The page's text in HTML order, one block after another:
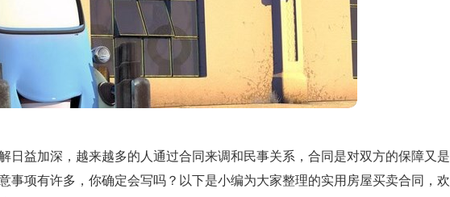
日益加深，越来越多的人通过合同来调和民事关系，合同是对双方的保障又是
事项有许多，你确定会写吗？以下是小编为大家整理的实用房屋买卖合同，欢